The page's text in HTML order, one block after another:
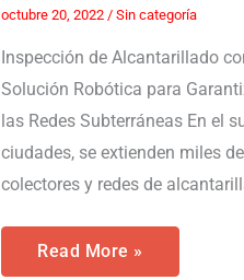
octubre 20, 2022 / Sin categoría
Inspección de Alcantarillado
Solución Robótica para
las Redes Subterráneas En el
ciudades, se extienden miles
colectores y redes de
Read More »